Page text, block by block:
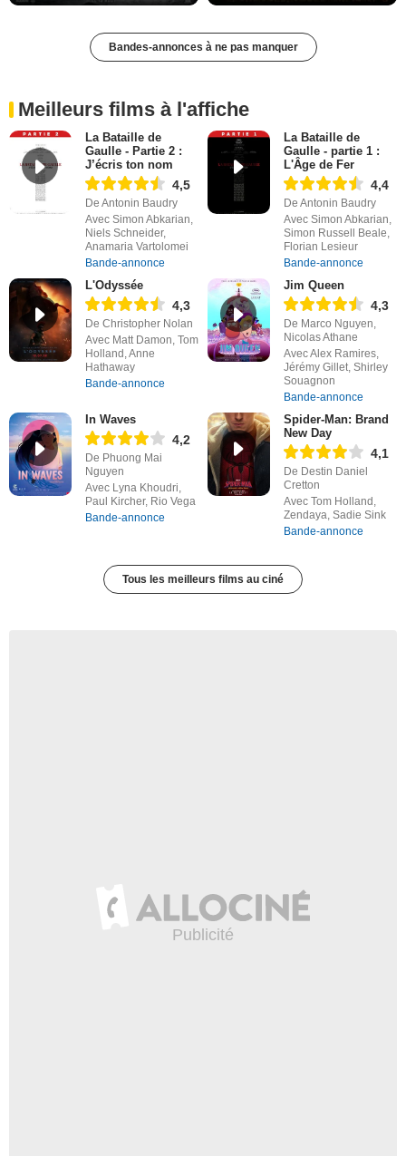
Bandes-annonces à ne pas manquer
Meilleurs films à l'affiche
La Bataille de
Gaulle - Partie 2 :
J’écris ton nom
4,5
De Antonin Baudry
Avec Simon Abkarian,
Niels Schneider,
Anamaria Vartolomei
Bande-annonce
La Bataille de
Gaulle - partie 1 :
L'Âge de Fer
4,4
De Antonin Baudry
Avec Simon Abkarian,
Simon Russell Beale,
Florian Lesieur
Bande-annonce
L'Odyssée
4,3
De Christopher Nolan
Avec Matt Damon, Tom
Holland, Anne
Hathaway
Bande-annonce
Jim Queen
4,3
De Marco Nguyen,
Nicolas Athane
Avec Alex Ramires,
Jérémy Gillet, Shirley
Souagnon
Bande-annonce
In Waves
4,2
De Phuong Mai
Nguyen
Avec Lyna Khoudri,
Paul Kircher, Rio Vega
Bande-annonce
Spider-Man: Brand
New Day
4,1
De Destin Daniel
Cretton
Avec Tom Holland,
Zendaya, Sadie Sink
Bande-annonce
Tous les meilleurs films au ciné